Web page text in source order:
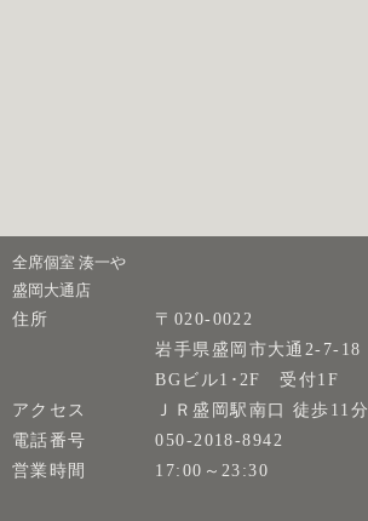
全席個室 湊一や
盛岡大通店
住所
〒020-0022
岩手県盛岡市大通2-7-18
BGビル1･2F 受付1F
アクセス
ＪＲ盛岡駅南口 徒歩11分
電話番号
050-2018-8942
営業時間
17:00～23:30